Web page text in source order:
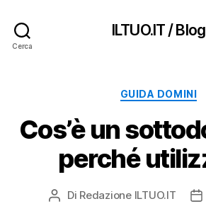
Cerca
ILTUO.IT / Blog
GUIDA DOMINI
Cos’è un
perché
Autore
Di Redazione ILTUO.IT